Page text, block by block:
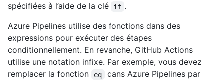
spécifiées à l’aide de la clé
if .
Azure Pipelines utilise des fonctions dans des
expressions pour exécuter des étapes
conditionnellement. En revanche, GitHub Actions
utilise une notation infixe. Par exemple, vous devez
remplacer la fonction
eq
dans Azure Pipelines par